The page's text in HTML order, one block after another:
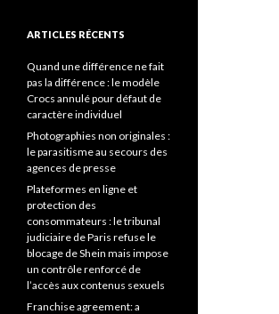
ARTICLES RÉCENTS
Quand une différence ne fait
pas la différence : le modèle
Crocs annulé pour défaut de
caractère individuel
Photographies non originales :
le parasitisme au secours des
agences de presse
Plateformes en ligne et
protection des
consommateurs : le tribunal
judiciaire de Paris refuse le
blocage de Shein mais impose
un contrôle renforcé de
l’accès aux contenus sexuels
Franchise agreement: a